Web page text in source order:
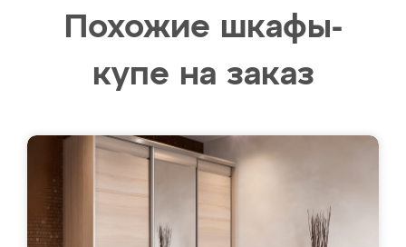
Похожие шкафы-
купе на заказ